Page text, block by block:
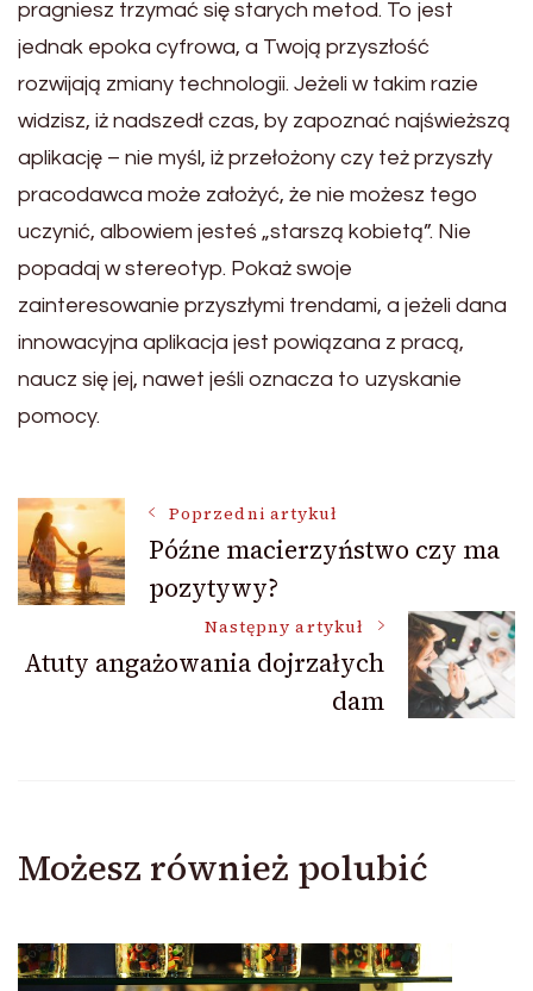
pragniesz trzymać się starych metod. To jest
jednak epoka cyfrowa, a Twoją przyszłość
rozwijają zmiany technologii. Jeżeli w takim razie
widzisz, iż nadszedł czas, by zapoznać najświeższą
aplikację – nie myśl, iż przełożony czy też przyszły
pracodawca może założyć, że nie możesz tego
uczynić, albowiem jesteś „starszą kobietą”. Nie
popadaj w stereotyp. Pokaż swoje
zainteresowanie przyszłymi trendami, a jeżeli dana
innowacyjna aplikacja jest powiązana z pracą,
naucz się jej, nawet jeśli oznacza to uzyskanie
pomocy.
Nawigacja
wpisu
Poprzedni artykuł
Późne macierzyństwo czy ma
pozytywy?
Następny artykuł
Atuty angażowania dojrzałych
dam
Możesz również polubić